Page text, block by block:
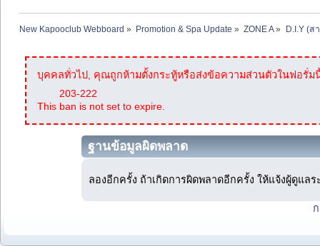
New Kapooclub Webboard » Promotion & Spa Update » ZONE A» D.I.Y (ส
บุคคลทั่วไป, คุณถูกห้ามตั้งกระทู้หรือส่งข้อความส่วนตัวในฟอรั่ม
203-222
This ban is not set to expire.
ฐานข้อมูลผิดพลาด
ลองอีกครั้ง ถ้าเกิดการผิดพลาดอีกครั้ง ให้แจ้งผู้ดูแลร